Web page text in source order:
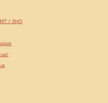
/ ЗНО